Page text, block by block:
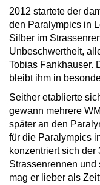
2012 startete der
den Paralympics in
Silber im
Unbeschwertheit,
Tobias Fankhauser.
bleibt ihm in
Seither etablierte
gewann mehrere
später an den
für die Paralympics
konzentriert sich der
Strassenrennen und
mag er lieber als